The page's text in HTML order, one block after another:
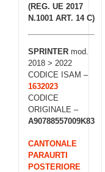
(REG. UE 2017
N.1001 ART. 14 C)
SPRINTER mod.
2018 > 2022
CODICE ISAM –
1632023
CODICE
ORIGINALE –
A90788557009K83
CANTONALE
PARAURTI
POSTERIORE